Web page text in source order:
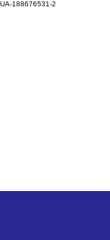
UA-188676531-2